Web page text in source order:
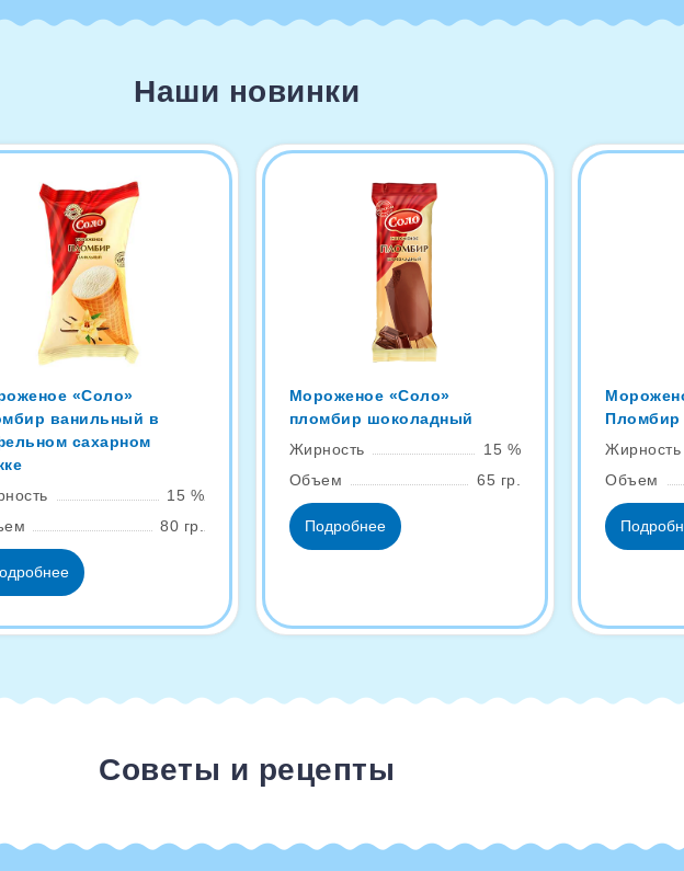
Наши новинки
«Соло»
ванильный в
сахарном
15 %
80 гр.
Мороженое «Соло»
пломбир шоколадный
Жирность
15 %
Объем
65 гр.
Подробнее
Пломбир
Жирность
Объем
Советы и рецепты